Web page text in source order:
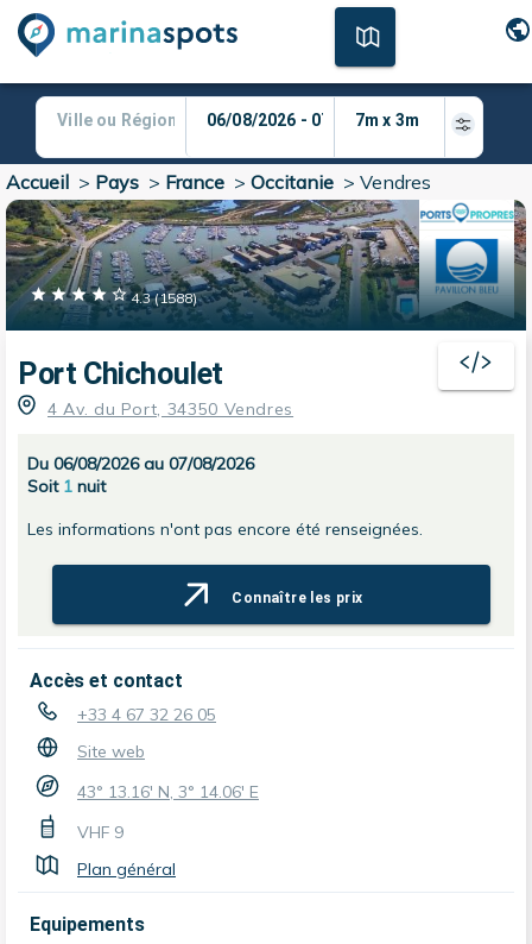
Accueil > Pays > France > Occitanie > Vendres
4.3(1588)
Port Chichoulet
4 Av. du Port, 34350 Vendres
Du 06/08/2026 au 07/08/2026
Soit 1 nuit
Les informations n'ont pas encore été renseignées.
Connaître les prix
Accès et contact
+33 4 67 32 26 05
Site web
43° 13.16' N, 3° 14.06' E
VHF 9
Plan général
Equipements